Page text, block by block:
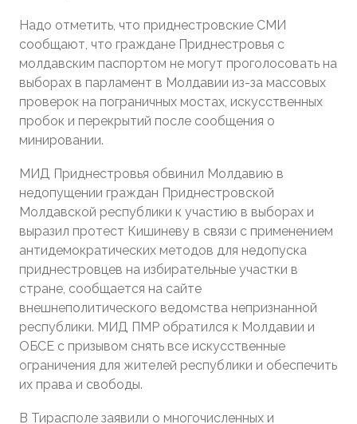
Надо отметить, что приднестровские СМИ
сообщают, что граждане Приднестровья с
молдавским паспортом не могут проголосовать на
выборах в парламент в Молдавии из-за массовых
проверок на пограничных мостах, искусственных
пробок и перекрытий после сообщения о
минировании.
МИД Приднестровья обвинил Молдавию в
недопущении граждан Приднестровской
Молдавской республики к участию в выборах и
выразил протест Кишиневу в связи с применением
антидемократических методов для недопуска
приднестровцев на избирательные участки в
стране, сообщается на сайте
внешнеполитического ведомства непризнанной
республики. МИД ПМР обратился к Молдавии и
ОБСЕ с призывом снять все искусственные
ограничения для жителей республики и обеспечить
их права и свободы.
В Тирасполе заявили о многочисленных и